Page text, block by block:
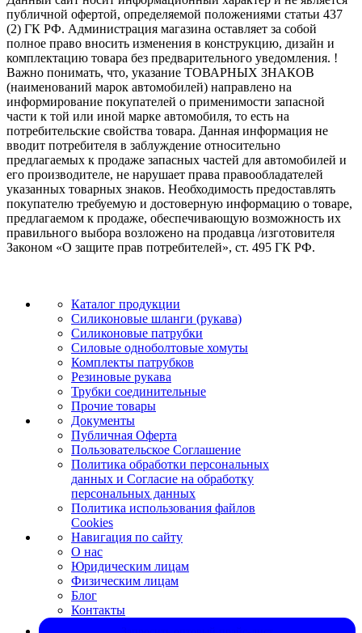
публичной офертой, определяемой положениями статьи 437
(2) ГК РФ. Администрация магазина оставляет за собой
полное право вносить изменения в конструкцию, дизайн и
комплектацию товара без предварительного уведомления. !
Важно понимать, что, указание ТОВАРНЫХ ЗНАКОВ
(наименований марок автомобилей) направлено на
информирование покупателей о применимости запасной
части к той или иной марке автомобиля, то есть на
потребительские свойства товара. Данная информация не
вводит потребителя в заблуждение относительно
предлагаемых к продаже запасных частей для автомобилей и
его производителе, не нарушает права правообладателей
указанных товарных знаков. Необходимость предоставлять
покупателю требуемую и достоверную информацию о товаре,
предлагаемом к продаже, обеспечивающую возможность их
правильного выбора возложено на продавца /изготовителя
Законом «О защите прав потребителей», ст. 495 ГК РФ.
Каталог продукции
Силиконовые шланги (рукава)
Силиконовые патрубки
Силовые одноболтовые хомуты
Комплекты патрубков
Резиновые рукава
Трубки соединительные
Прочие товары
Документы
Публичная Оферта
Пользовательское Соглашение
Политика обработки персональных
данных и Согласие на обработку
персональных данных
Политика использования файлов
Cookies
Навигация по сайту
О нас
Юридическим лицам
Физическим лицам
Блог
Контакты